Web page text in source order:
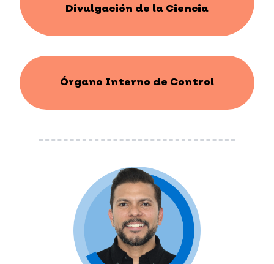
Divulgación de la Ciencia
Órgano Interno de Control